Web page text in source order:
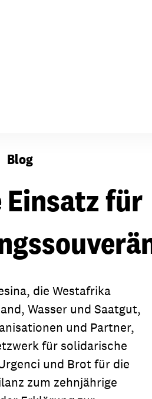
Blog
Einsatz für
die Westafrika
Wasser und Saatgut,
und Partner,
für solidarische
und Brot für die
zum zehnjährige